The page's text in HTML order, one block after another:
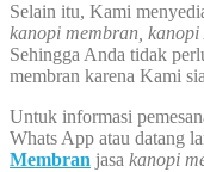
Selain itu, Kami
kanopi membran,
Sehingga Anda tidak
membran karena Kami
Untuk informasi
Whats App atau datang
Membran jasa kanopi